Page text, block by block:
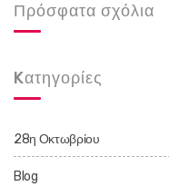
Πρόσφατα σχόλια
Kατηγορίες
28η Οκτωβρίου
Blog